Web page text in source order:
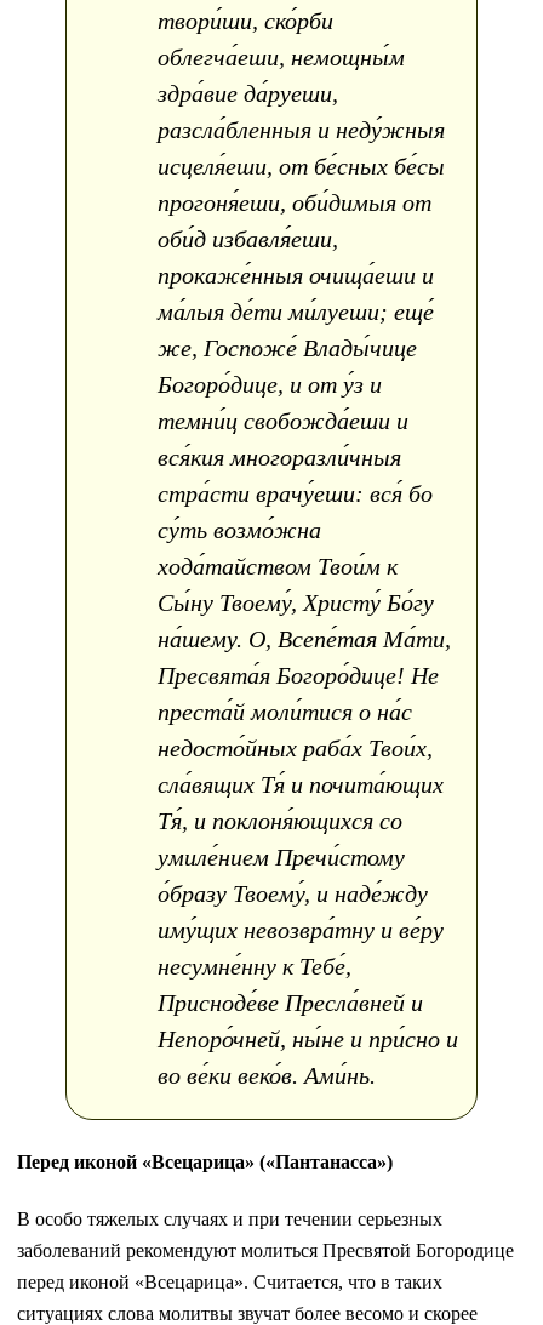
твори́ши, ско́рби
облегча́еши, немощны́м
здра́вие да́руеши,
разсла́бленныя и неду́жныя
исцеля́еши, от бе́сных бе́сы
прогоня́еши, оби́димыя от
оби́д избавля́еши,
прокаже́нныя очища́еши и
ма́лыя де́ти ми́луеши; еще́
же, Госпоже́ Влады́чице
Богоро́дице, и от у́з и
темни́ц свобожда́еши и
вся́кия многоразли́чныя
стра́сти врачу́еши: вся́ бо
су́ть возмо́жна
хода́тайством Твои́м к
Сы́ну Твоему́, Христу́ Бо́гу
на́шему. О, Всепе́тая Ма́ти,
Пресвята́я Богоро́дице! Не
преста́й моли́тися о на́с
недосто́йных раба́х Твои́х,
сла́вящих Тя́ и почита́ющих
Тя́, и поклоня́ющихся со
умиле́нием Пречи́стому
о́бразу Твоему́, и наде́жду
иму́щих невозвра́тну и ве́ру
несумне́нну к Тебе́,
Присноде́ве Пресла́вней и
Непоро́чней, ны́не и при́сно и
во ве́ки веко́в. Ами́нь.
Перед иконой «Всецарица» («Пантанасса»)
В особо тяжелых случаях и при течении серьезных
заболеваний рекомендуют молиться Пресвятой Богородице
перед иконой «Всецарица». Считается, что в таких
ситуациях слова молитвы звучат более весомо и скорее